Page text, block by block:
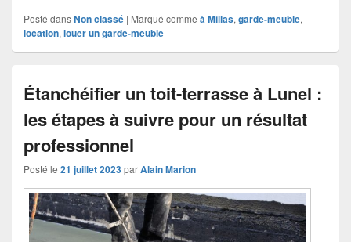
Posté dansNon classé | Marqué comme à Millas, garde-meuble,
location, louer un garde-meuble
Étanchéifier un toit-terrasse à Lunel :
les étapes à suivre pour un résultat
professionnel
Posté le 21 juillet 2023parAlain Marion